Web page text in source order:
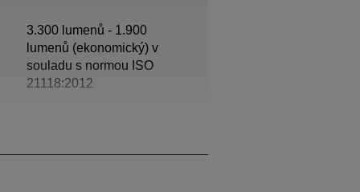
3.300 lumenů - 1.900
lumenů (ekonomický) v
souladu s normou ISO
21118:2012